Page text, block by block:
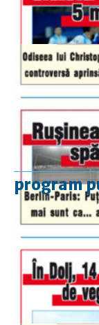
program